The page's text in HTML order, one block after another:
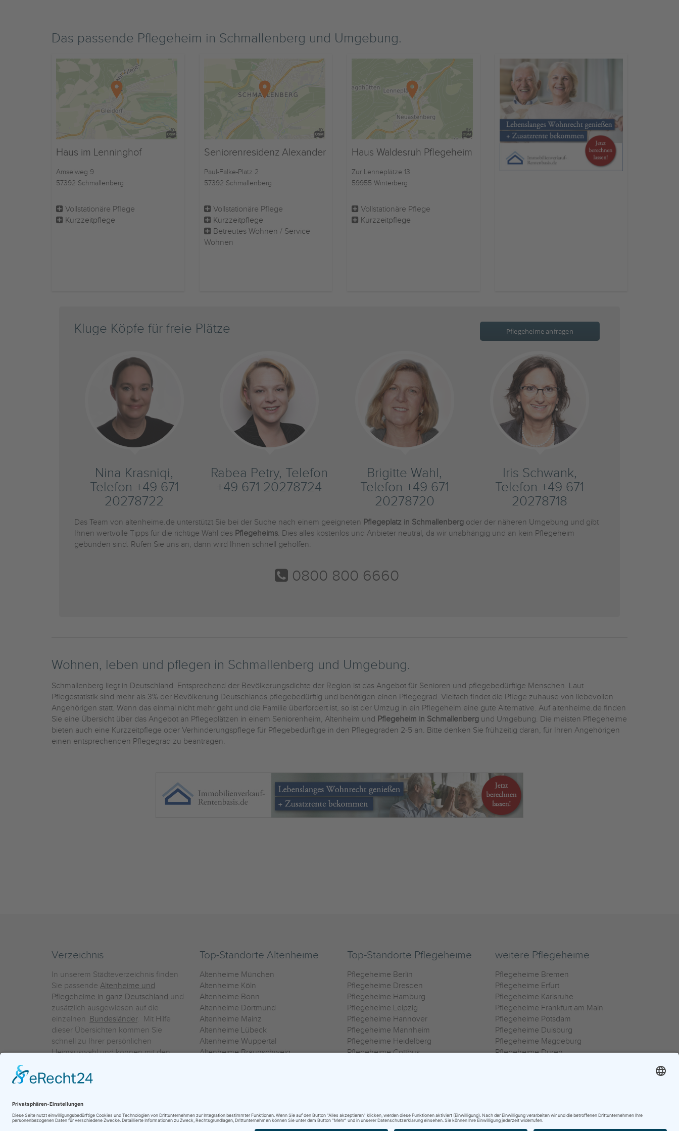
Das passende Pflegeheim in Schmallenberg und Umgebung.
Haus im Lenninghof
Amselweg 9
57392 Schmallenberg
Vollstationäre Pflege
Kurzzeitpflege
Seniorenresidenz Alexander
Paul-Falke-Platz 2
57392 Schmallenberg
Vollstationäre Pflege
Kurzzeitpflege
Betreutes Wohnen / Service
Wohnen
Haus Waldesruh Pflegeheim
Zur Lenneplätze 13
59955 Winterberg
Vollstationäre Pflege
Kurzzeitpflege
Kluge Köpfe für freie Plätze Pflegeheime anfragen
Nina Krasniqi,
Telefon +49 671
20278722
Rabea Petry, Telefon
+49 671 20278724
Brigitte Wahl,
Telefon +49 671
20278720
Iris Schwank,
Telefon +49 671
20278718
Das Team von altenheime.de unterstützt Sie bei der Suche nach einem geeigneten Pflegeplatz in Schmallenberg oder der näheren Umgebung und gibt
Ihnen wertvolle Tipps für die richtige Wahl des Pflegeheims. Dies alles kostenlos und Anbieter neutral, da wir unabhängig und an kein Pflegeheim
gebunden sind. Rufen Sie uns an, dann wird Ihnen schnell geholfen:
0800 800 6660
Wohnen, leben und pflegen in Schmallenberg und Umgebung.
Schmallenberg liegt in Deutschland. Entsprechend der Bevölkerungsdichte der Region ist das Angebot für Senioren und pflegebedürftige Menschen. Laut
Pflegestatistik sind mehr als 3% der Bevölkerung Deutschlands pflegebedürftig und benötigen einen Pflegegrad. Vielfach findet die Pflege zuhause von liebevollen
Angehörigen statt. Wenn das einmal nicht mehr geht und die Familie überfordert ist, so ist der Umzug in ein Pflegeheim eine gute Alternative. Auf altenheime.de finden
Sie eine Übersicht über das Angebot an Pflegeplätzen in einem Seniorenheim, Altenheim und Pflegeheim in Schmallenberg und Umgebung. Die meisten Pflegeheime
bieten auch eine Kurzzeitpflege oder Verhinderungspflege für Pflegebedürftige in den Pflegegraden 2-5 an. Bitte denken Sie frühzeitig daran, für Ihren Angehörigen
einen entsprechenden Pflegegrad zu beantragen.
Verzeichnis
In unserem Städteverzeichnis finden
Sie passende Altenheime und
Pflegeheime in ganz Deutschland und
zusätzlich ausgewiesen auf die
einzelnen Bundesländer. Mit Hilfe
dieser Übersichten kommen Sie
schnell zu Ihrer persönlichen
Heimauswahl und können mit den
einzelnen Häuser Leistungsvergleiche
vornehmen.
Top-Standorte Altenheime
Altenheime München
Altenheime Köln
Altenheime Bonn
Altenheime Dortmund
Altenheime Mainz
Altenheime Lübeck
Altenheime Wuppertal
Altenheime Braunschweig
Top-Standorte Pflegeheime
Pflegeheime Berlin
Pflegeheime Dresden
Pflegeheime Hamburg
Pflegeheime Leipzig
Pflegeheime Hannover
Pflegeheime Mannheim
Pflegeheime Heidelberg
Pflegeheime Cottbus
weitere Pflegeheime
Pflegeheime Bremen
Pflegeheime Erfurt
Pflegeheime Karlsruhe
Pflegeheime Frankfurt am Main
Pflegeheime Potsdam
Pflegeheime Duisburg
Pflegeheime Magdeburg
Pflegeheime Düren